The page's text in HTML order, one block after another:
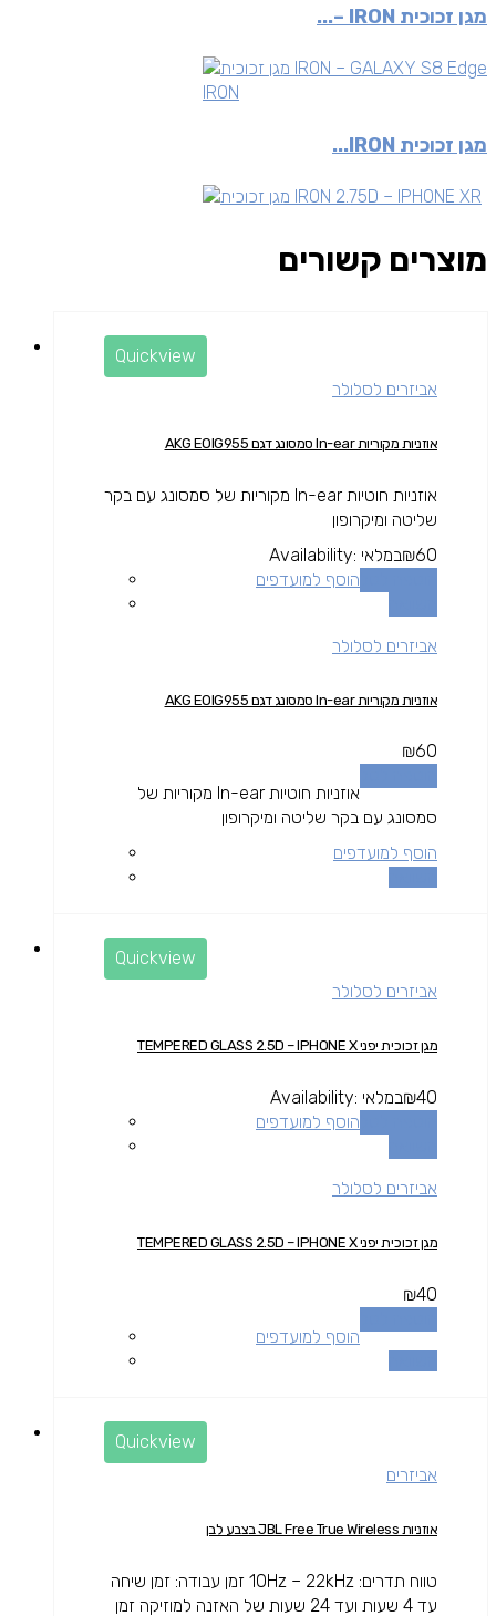
מגן זכוכית IRON –...
IRON
מגן זכוכית IRON...
מוצרים קשורים
Quickview
אביזרים לסלולר
אוזניות מקוריות In-ear סמסונג דגם AKG EOIG955
אוזניות חוטיות In-ear מקוריות של סמסונג עם בקר
שליטה ומיקרופון
₪60
Availability: במלאי
הוסף למועדפים
אביזרים לסלולר
אוזניות מקוריות In-ear סמסונג דגם AKG EOIG955
₪60
אוזניות חוטיות In-ear מקוריות של
סמסונג עם בקר שליטה ומיקרופון
הוסף למועדפים
Quickview
אביזרים לסלולר
מגן זכוכית יפני TEMPERED GLASS 2.5D – IPHONE X
₪40
Availability: במלאי
הוסף למועדפים
אביזרים לסלולר
מגן זכוכית יפני TEMPERED GLASS 2.5D – IPHONE X
₪40
הוסף למועדפים
Quickview
אביזרים
אוזניות JBL Free True Wireless בצבע לבן
טווח תדרים: 10Hz – 22kHz זמן עבודה: זמן שיחה
עד 4 שעות ועד 24 שעות של האזנה למוזיקה זמן